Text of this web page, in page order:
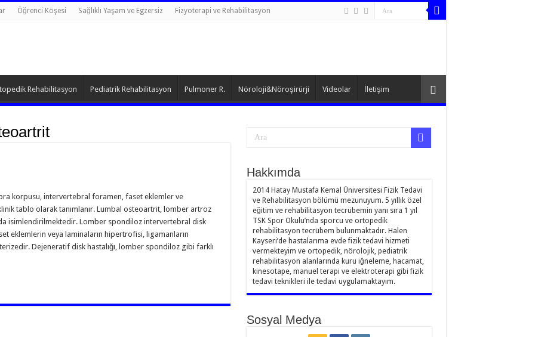
Öğrenci Köşesi Sağlıklı Yaşam ve Egzersiz Fizyoterapi ve Rehabilitasyon
Rehabilitasyon Pediatrik Rehabilitasyon Pulmoner R. Nöroloji&Nöroşirürji Videolar İletişim
korpusu, intervertebral foramen, faset eklemler ve
tablo olarak tanımlanır. Lumbal osteoartrit, lomber artroz
isimlendirilmektedir. Lomber spondiloz intervertebral disk
eklemlerin veya laminaların hipertrofisi, ligamanların
Dejeneratif disk hastalığı, lomber spondiloz gibi farklı
Hakkımda
2014 Hatay Mustafa Kemal Üniversitesi Fizik Tedavi
ve Rehabilitasyon bölümü mezunuyum. 5 yıllık özel
eğitim ve rehabilitasyon tecrübemin yanı sıra 1 yıl
TSK Spor Okulu’nda sporcu ve ortopedik
rehabilitasyon tecrübem bulunmaktadır. Halen
Kayseri’de hastalarıma evde fizik tedavi hizmeti
vermekteyim ve ortopedik, nörolojik, pediatrik
rehabilitasyon alanlarında kuru iğneleme, hacamat,
kinesotape, manuel terapi ve elektroterapi gibi fizik
tedavi teknikleri ile tedavi uygulamaktayım.
Sosyal Medya